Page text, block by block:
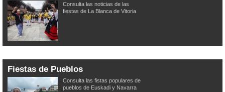
Consulta las noticias de las
fiestas de La Blanca de Vitoria
Fiestas de Pueblos
Consulta las fistas populares de
pueblos de Euskadi y Navarra